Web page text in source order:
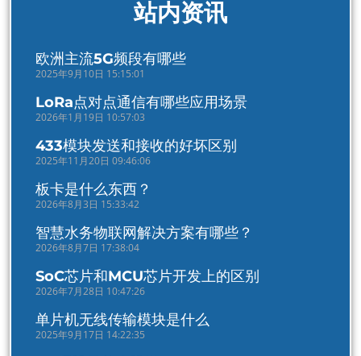
站内资讯
欧洲主流5G频段有哪些
2025年9月10日 15:15:01
LoRa点对点通信有哪些应用场景
2026年1月19日 10:57:03
433模块发送和接收的好坏区别
2025年11月20日 09:46:06
板卡是什么东西？
2026年8月3日 15:33:42
智慧水务物联网解决方案有哪些？
2026年8月7日 17:38:04
SoC芯片和MCU芯片开发上的区别
2026年7月28日 10:47:26
单片机无线传输模块是什么
2025年9月17日 14:22:35